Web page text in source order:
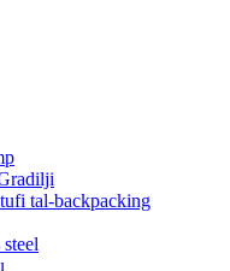
tal-backpacking